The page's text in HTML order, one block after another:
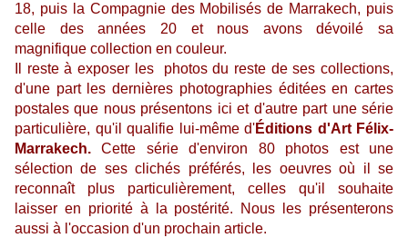
18, puis la Compagnie des Mobilisés de Marrakech, puis
celle desannées 20et nous avons dévoilé sa
magnifique collection en couleur.
Il reste à exposer les photos du reste de ses collections,
d'une part les dernières photographies éditées en cartes
postales que nous présentons ici et d'autre part une série
particulière, qu'il qualifie lui-même d'Éditions d'Art Félix-
Marrakech. Cette série d'environ 80 photos est une
sélection de ses clichés préférés, les oeuvres où il se
reconnaît plus particulièrement, celles qu'il souhaite
laisser en priorité à la postérité. Nous les présenterons
aussi à l'occasion d'un prochain article.